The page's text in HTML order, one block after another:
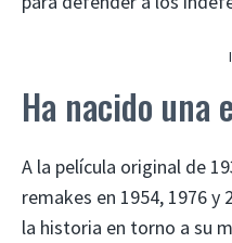
Ha nacido una
A la película original de
remakes en 1954, 1976
la historia en torno a su